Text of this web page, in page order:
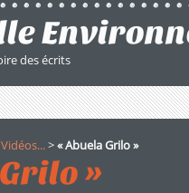
des écrits
Vidéos...>« Abuela Grilo »
»